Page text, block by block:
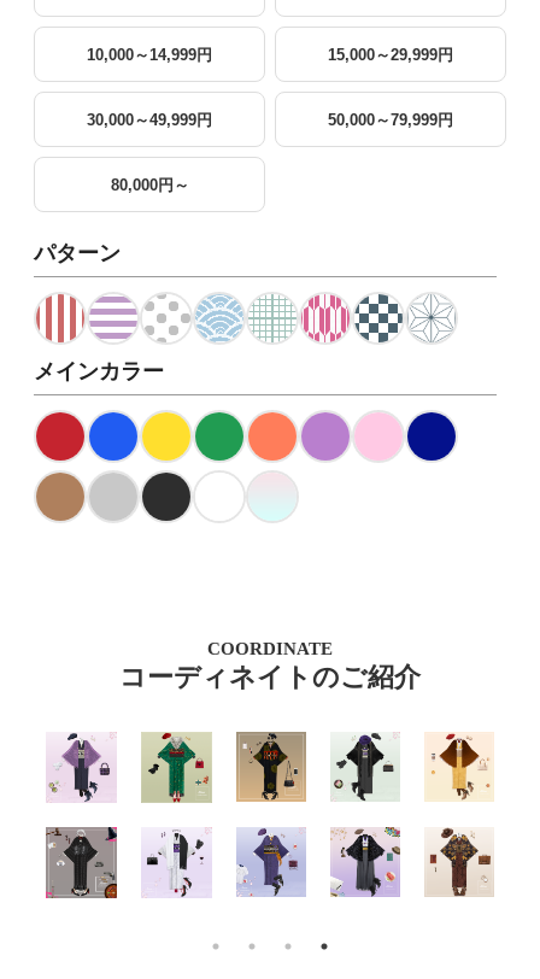
10,000～14,999円 15,000～29,999円
30,000～49,999円 50,000～79,999円
80,000円～
パターン
メインカラー
COORDINATE
コーディネイトのご紹介